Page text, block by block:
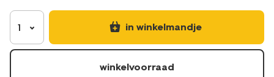
1 in winkelmandje
winkelvoorraad